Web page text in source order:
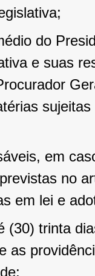
do
e suas
em
no
em lei e
(30) trinta
as